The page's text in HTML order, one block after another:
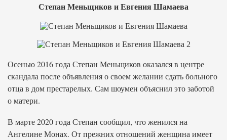
Степан Меньщиков и Евгения Шамаева
Осенью 2016 года Степан Меньщиков оказался в центре
скандала после объявления о своем желании сдать больного
отца в дом престарелых. Сам шоумен объяснил это заботой
о матери.
В марте 2020 года Степан сообщил, что женился на
Ангелине Монах. От прежних отношений женщина имеет